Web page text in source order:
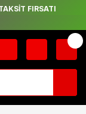
FIRSATI